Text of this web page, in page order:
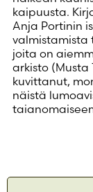
kaipuusta.
Anja Portinin
valmistamista
joita on
arkisto (Musta
kuvittanut,
näistä